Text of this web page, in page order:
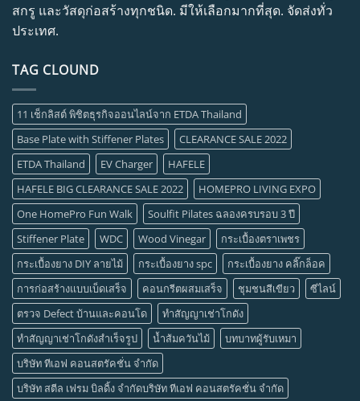
สกรู และวัสดุก่อสร้างทุกชนิด. มีให้เลือกมากที่สุด. จัดส่งทั่ว
ประเทศ.
TAG CLOUND
11 เช็กลิสต์ พิชิตธุรกิจออนไลน์จาก ETDA Thailand
Base Plate with Stiffener Plates
CLEARANCE SALE 2022
ETDA Thailand
EV Charger
HAFELE
HAFELE BIG CLEARANCE SALE 2022
HOMEPRO LIVING EXPO
One HomePro Fun Walk
Soulfit Pilates ฉลองครบรอบ 3 ปี
Stiffener Plate
WDC Wood Vinegar
กระเบื้องตราเพชร
กระเบื้องยาง DIY ลายไม้
กระเบื้องยาง spc
กระเบื้องยาง คลิ๊กล็อค
การก่อสร้างแบบเบ็ดเสร็จ
คอนกรีตผสมเสร็จ ชุมชนสีเขียว
ซีไลน์
ตรวจ Defect บ้านและคอนโด
ทำสัญญาเช่าโกดัง
ทำสัญญาเช่าโกดังสำเร็จรูป
น้ำส้มควันไม้
บทบาทผู้รับเหมา
บริษัท ทีเอฟ คอนสตรัคชั่น จำกัด
บริษัท สตีล เฟรม บิลดิ้ง จำกัดบริษัท ทีเอฟ คอนสตรัคชั่น จำกัด